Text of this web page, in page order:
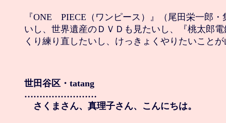
『ONE　PIECE（ワンピース）』（尾田栄一郎
いし、世界遺産のＤＶＤも見たいし、『桃太郎
くり練り直したいし、けっきょくやりたいこと
世田谷区・tatang
……………………
さくまさん、真理子さん、こんにちは。